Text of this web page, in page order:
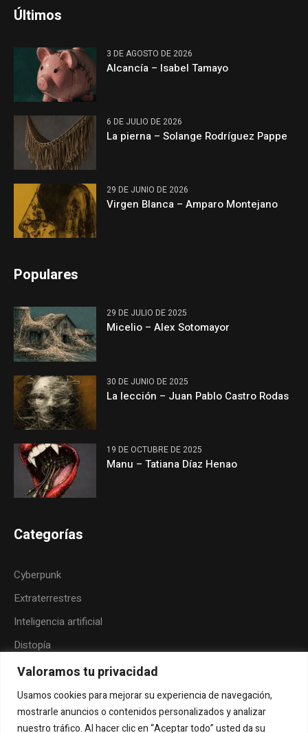
Valoramos tu privacidad
Usamos cookies para mejorar su experiencia de navegación,
mostrarle anuncios o contenidos personalizados y analizar
nuestro tráfico. Al hacer clic en “Aceptar todo” usted da su
Últimos
3 DE AGOSTO DE 2026
Alcancía – Isabel Tamayo
6 DE JULIO DE 2026
La pierna – Solange Rodríguez Pappe
29 DE JUNIO DE 2026
Virgen Blanca – Amparo Montejano
Populares
29 DE JULIO DE 2025
Micelio – Alex Sotomayor
30 DE JUNIO DE 2025
La lección – Juan Pablo Castro Rodas
19 DE OCTUBRE DE 2025
Manu – Tatiana Díaz Henao
Categorías
Cyberpunk
Extraterrestres
Inteligencia artificial
Distopía
Neoindigenismo
Posthumanismo
Folk-horror